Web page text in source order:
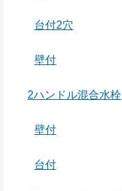
台付2穴
壁付
2ハンドル混合水栓
壁付
台付